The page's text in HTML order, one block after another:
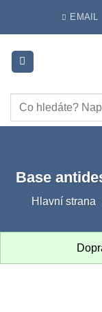
EMAIL
Hledat:
Base
Hlavní strana